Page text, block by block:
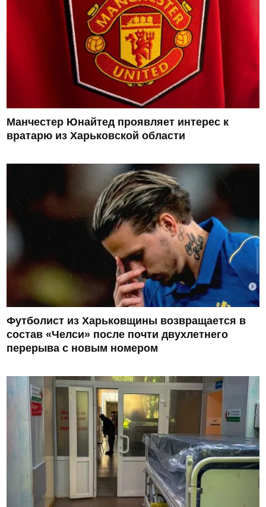
Манчестер Юнайтед проявляет интерес к
вратарю из Харьковской области
Футболист из Харьковщины возвращается в
состав «Челси» после почти двухлетнего
перерыва с новым номером